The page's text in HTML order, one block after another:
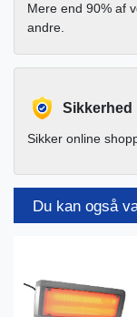
Mere end 90% af
andre.
Sikkerhed
Sikker online
Du kan også